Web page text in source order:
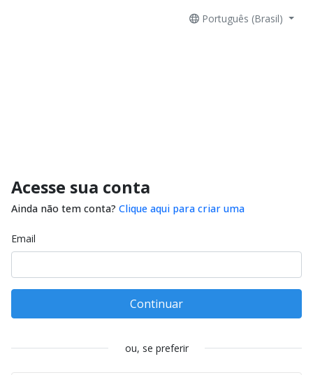
Português (Brasil)
Acesse sua conta
Ainda não tem conta? Clique aqui para criar uma
Email
Continuar
ou, se preferir